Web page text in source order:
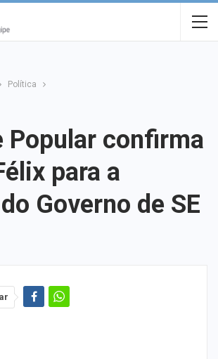
Política
Popular confirma
para a
Governo de SE